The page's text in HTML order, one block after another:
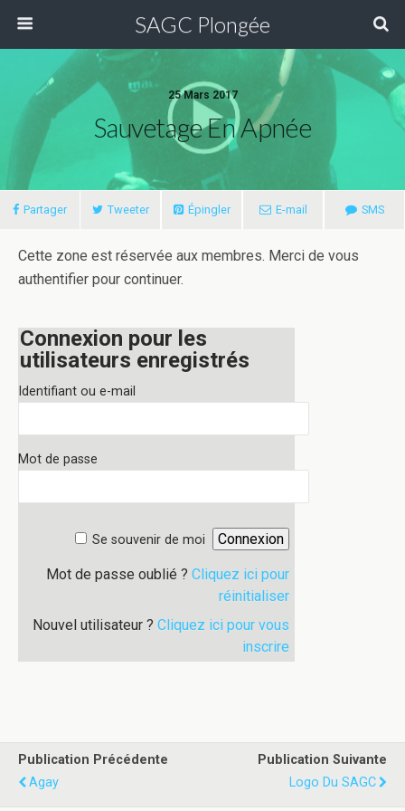
SAGC Plongée
25 Mars 2017
Sauvetage En Apnée
Partager Tweeter Épingler E-mail SMS
Cette zone est réservée aux membres. Merci de vous
authentifier pour continuer.
Connexion pour les
utilisateurs enregistrés
Identifiant ou e-mail
Mot de passe
Se souvenir de moi
Mot de passe oublié ? Cliquez ici pour
réinitialiser
Nouvel utilisateur ? Cliquez ici pour vous
inscrire
Publication Précédente
Agay
Publication Suivante
Logo Du SAGC